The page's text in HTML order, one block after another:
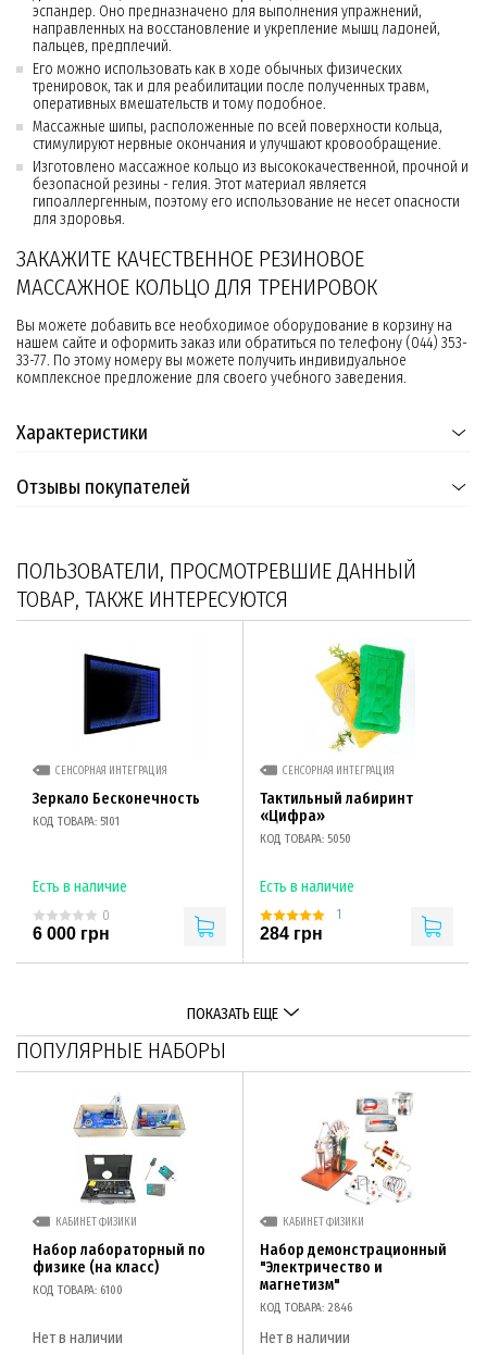
эспандер. Оно предназначено для выполнения упражнений,
направленных на восстановление и укрепление мышц ладоней,
пальцев, предплечий.
Его можно использовать как в ходе обычных физических
тренировок, так и для реабилитации после полученных травм,
оперативных вмешательств и тому подобное.
Массажные шипы, расположенные по всей поверхности кольца,
стимулируют нервные окончания и улучшают кровообращение.
Изготовлено массажное кольцо из высококачественной, прочной и
безопасной резины - гелия. Этот материал является
гипоаллергенным, поэтому его использование не несет опасности
для здоровья.
ЗАКАЖИТЕ КАЧЕСТВЕННОЕ РЕЗИНОВОЕ
МАССАЖНОЕ КОЛЬЦО ДЛЯ ТРЕНИРОВОК
Вы можете добавить все необходимое оборудование в корзину на
нашем сайте и оформить заказ или обратиться по телефону (044) 353-
33-77. По этому номеру вы можете получить индивидуальное
комплексное предложение для своего учебного заведения.
Характеристики
Отзывы покупателей
ПОЛЬЗОВАТЕЛИ, ПРОСМОТРЕВШИЕ ДАННЫЙ
ТОВАР, ТАКЖЕ ИНТЕРЕСУЮТСЯ
СЕНСОРНАЯ ИНТЕГРАЦИЯ
Зеркало Бесконечность
КОД ТОВАРА: 5101
Есть в наличие
0
6 000 грн
СЕНСОРНАЯ ИНТЕГРАЦИЯ
Тактильный лабиринт
«Цифра»
КОД ТОВАРА: 5050
Есть в наличие
1
284 грн
ПОКАЗАТЬ ЕЩЕ
ПОПУЛЯРНЫЕ НАБОРЫ
КАБИНЕТ ФИЗИКИ
Набор лабораторный по
физике (на класс)
КОД ТОВАРА: 6100
Нет в наличии
КАБИНЕТ ФИЗИКИ
Набор демонстрационный
"Электричество и
магнетизм"
КОД ТОВАРА: 2846
Нет в наличии